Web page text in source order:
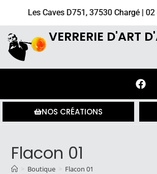
Les Caves D751, 37530 Chargé |
VERRERIE D'ART
NOS CRÉATIONS
Flacon 01
> Boutique > Flacon 01